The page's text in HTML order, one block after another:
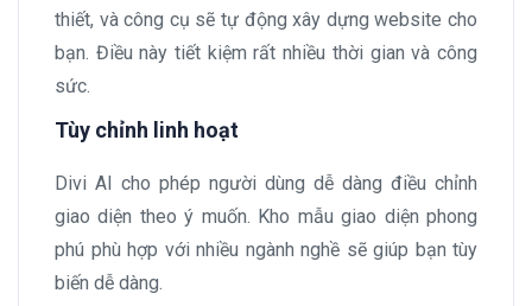
thiết, và công cụ sẽ tự động xây dựng website cho
bạn. Điều này tiết kiệm rất nhiều thời gian và công
sức.
Tùy chỉnh linh hoạt
Divi AI cho phép người dùng dễ dàng điều chỉnh
giao diện theo ý muốn. Kho mẫu giao diện phong
phú phù hợp với nhiều ngành nghề sẽ giúp bạn tùy
biến dễ dàng.